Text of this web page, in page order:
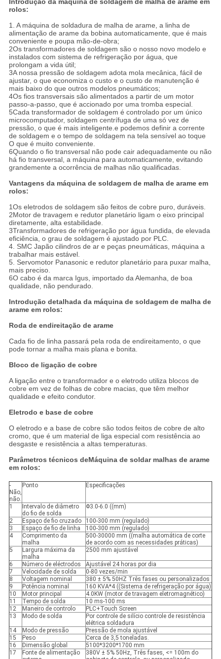
Introdução da máquina de soldagem de malha de arame em
rolos:
1. A máquina de soldadura de malha de arame, a linha de
alimentação de arame da bobina automaticamente, que é mais
conveniente e poupa mão-de-obra;
2Os transformadores de soldagem são o nosso novo modelo e
instalados com sistema de refrigeração por água, que
prolongam a vida útil;
3A nossa pressão de soldagem adota mola mecânica, fácil de
ajustar, o que economiza o custo e o custo de manutenção é
mais baixo do que outros modelos pneumáticos;
4Os fios transversais são alimentados a partir de um motor
passo-a-passo, que é accionado por uma tromba especial.
5Cada transformador de soldagem é controlado por um único
microcomputador, soldagem centrífuga de uma só vez de
pressão, o que é mais inteligente.e podemos definir a corrente
de soldagem e o tempo de soldagem na tela sensível ao toque
O que é muito conveniente.
6Quando o fio transversal não pode cair adequadamente ou não
há fio transversal, a máquina para automaticamente, evitando
grandemente a ocorrência de malhas não qualificadas.
Vantagens da máquina de soldagem de malha de arame em
rolos:
1Os eletrodos de soldagem são feitos de cobre puro, duráveis.
2Motor de travagem e redutor planetário ligam o eixo principal
diretamente, alta estabilidade.
3Transformadores de refrigeração por água fundida, de elevada
eficiência, o grau de soldagem é ajustado por PLC.
4. SMC Japão cilindros de ar e peças pneumáticas, máquina a
trabalhar mais estável.
5. Servomotor Panasonic e redutor planetário para puxar malha,
mais preciso.
6O cabo é da marca Igus, importado da Alemanha, de boa
qualidade, não pendurado.
Introdução detalhada da máquina de soldagem de malha de
arame em rolos:
Roda de endireitação de arame
Cada fio de linha passará pela roda de endireitamento, o que
pode tornar a malha mais plana e bonita.
Bloco de ligação de cobre
A ligação entre o transformador e o eletrodo utiliza blocos de
cobre em vez de folhas de cobre macias, que têm melhor
qualidade e efeito condutor.
Eletrodo e base de cobre
O eletrodo e a base de cobre são todos feitos de cobre de alto
cromo, que é um material de liga especial com resistência ao
desgaste e resistência a altas temperaturas.
Parâmetros técnicos deMáquina de soldar malhas de arame
em rolos:
-
Não,
não.
Ponto Especificações
1
Intervalo de diâmetro
do fio de solda
Φ3.0-6.0 ((mm)
2 Espaço de fio cruzado
100-300 mm (regulado)
3
Espaço de fio de linha
100-300 mm (regulado)
4
Comprimento da
malha
500-30000 mm ((malha automática de corte
de acordo com as necessidades práticas)
5
Largura máxima da
malha
2500 mm ajustável
6 Número de eléctrodos
Ajustável 24 horas por dia
7
Velocidade de solda
0-80 vezes/min
8
Voltagem nominal
380 ± 5% 50HZ Três fases ou personalizados
9
Potência nominal
160 KVA*4 ((Sistema de refrigeração por água)
10
Motor principal
4.0KW (motor de travagem eletromagnético)
11
Tempo de solda
10 ms-100 ms
12
Maneiro de controlo
PLC+Touch Screen
13
Modo de solda
Por controle de silício controle de resistência
elétrica soldadura
14
Modo de pressão
Pressão de mola ajustável
15
Peso
Cerca de 3,5 toneladas.
16
Dimensão global
5100*3200*1700 mm
17
Fonte de alimentação
380V ± 5% 50Hz, Três fases, <= 100m do